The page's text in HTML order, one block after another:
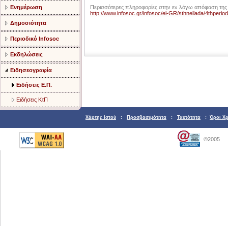
Ενημέρωση
Δημοσιότητα
Περιοδικό Infosoc
Εκδηλώσεις
Ειδησεογραφία
Ειδήσεις Ε.Π.
Ειδήσεις ΚτΠ
Περισσότερες πληροφορίες στην εν λόγω απόφαση
http://www.infosoc.gr/infosoc/el-GR/sthnellada/
Χάρτης Ιστού : Προσβασιμότητα : Ταυτότητα : Όροι
©2005